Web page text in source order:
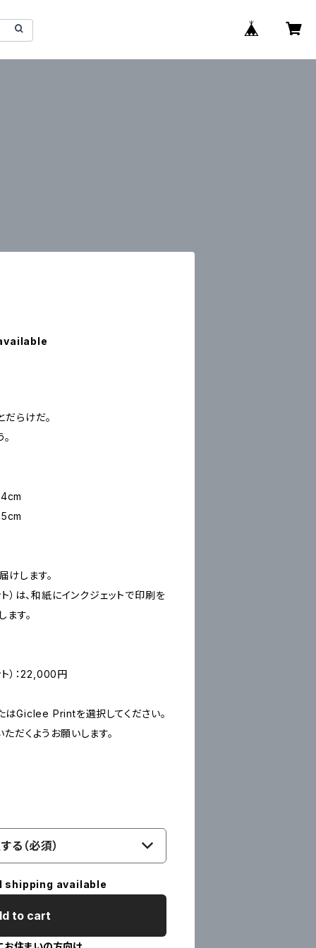
らけだ。
します。
は、和紙にインクジェットで印刷を
す。
）：22,000円
Giclee Printを選択してください。
だくようお願いします。
る（必須）
shipping available
to cart